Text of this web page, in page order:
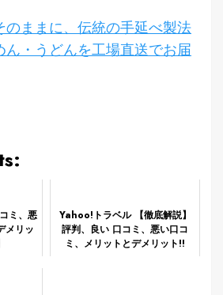
のままに、伝統の手延べ製法
ん・うどんを工場直送でお届
ミ、悪
メリッ
Yahoo!トラベル 【徹底解説】
評判、良い 口コミ、悪い口コ
ミ、メリットとデメリット!!